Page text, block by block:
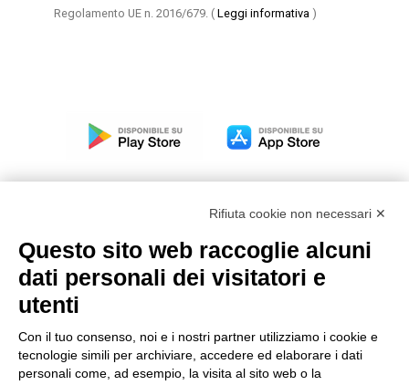
Regolamento UE n. 2016/679. ( Leggi informativa )
Modello organizzativo, gestione e controllo – D. lgs.
231/2001
Condizioni generali di vendita DKC Power Solutions
Condizioni generali di acquisto
Rifiuta cookie non necessari ✕
Questo sito web raccoglie alcuni
dati personali dei visitatori e
utenti
Con il tuo consenso, noi e i nostri partner utilizziamo i cookie e
tecnologie simili per archiviare, accedere ed elaborare i dati
personali come, ad esempio, la visita al sito web o la